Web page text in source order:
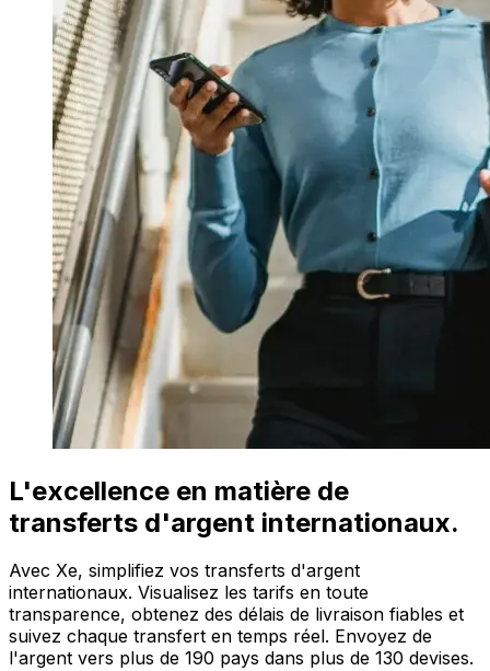
L'excellence en matière de
transferts d'argent internationaux.
Avec Xe, simplifiez vos transferts d'argent
internationaux. Visualisez les tarifs en toute
transparence, obtenez des délais de livraison fiables et
suivez chaque transfert en temps réel. Envoyez de
l'argent vers plus de 190 pays dans plus de 130 devises.